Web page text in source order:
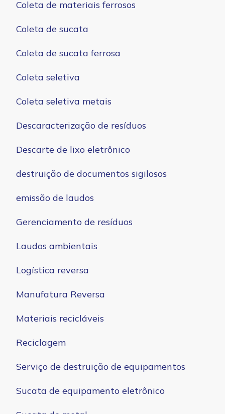
Coleta de materiais ferrosos
Coleta de sucata
Coleta de sucata ferrosa
Coleta seletiva
Coleta seletiva metais
Descaracterização de resíduos
Descarte de lixo eletrônico
destruição de documentos sigilosos
emissão de laudos
Gerenciamento de resíduos
Laudos ambientais
Logística reversa
Manufatura Reversa
Materiais recicláveis
Reciclagem
Serviço de destruição de equipamentos
Sucata de equipamento eletrônico